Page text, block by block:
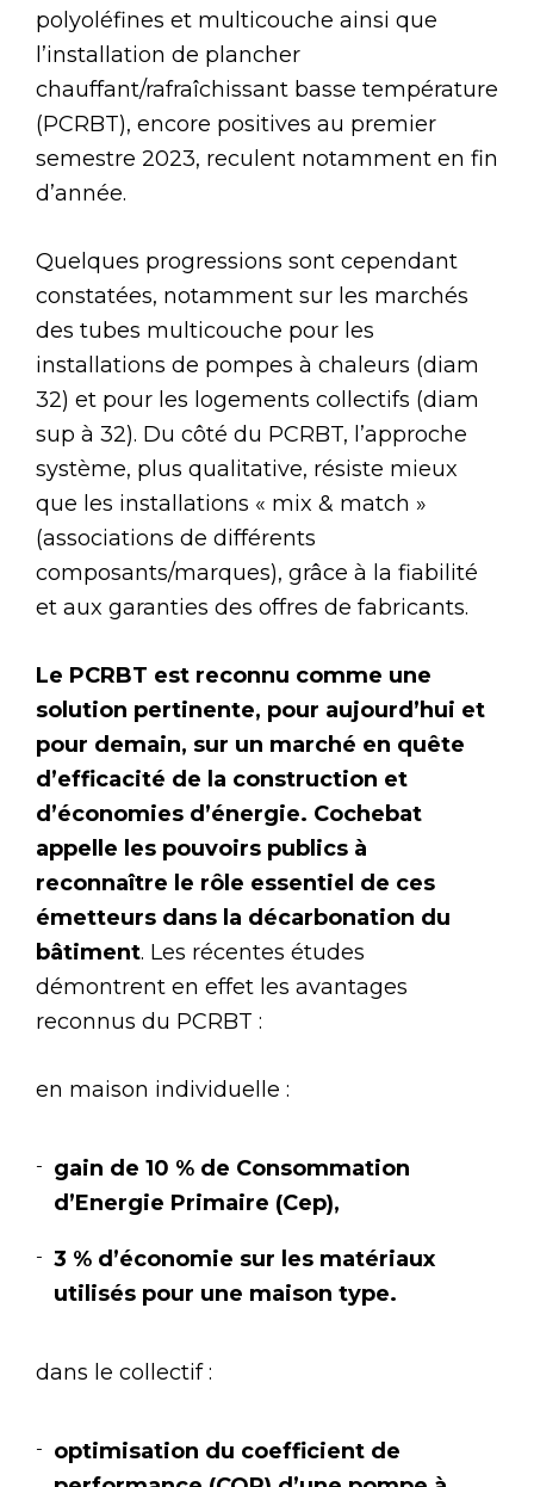
polyoléfines et multicouche ainsi que
l’installation de plancher
chauffant/rafraîchissant basse température
(PCRBT), encore positives au premier
semestre 2023, reculent notamment en fin
d’année.
Quelques progressions sont cependant
constatées, notamment sur les marchés
des tubes multicouche pour les
installations de pompes à chaleurs (diam
32) et pour les logements collectifs (diam
sup à 32). Du côté du PCRBT, l’approche
système, plus qualitative, résiste mieux
que les installations « mix & match »
(associations de différents
composants/marques), grâce à la fiabilité
et aux garanties des offres de fabricants.
Le PCRBT est reconnu comme une
solution pertinente, pour aujourd’hui et
pour demain, sur un marché en quête
d’efficacité de la construction et
d’économies d’énergie. Cochebat
appelle les pouvoirs publics à
reconnaître le rôle essentiel de ces
émetteurs dans la décarbonation du
bâtiment. Les récentes études
démontrent en effet les avantages
reconnus du PCRBT :
en maison individuelle :
gain de 10 % de Consommation
d’Energie Primaire (Cep),
3 % d’économie sur les matériaux
utilisés pour une maison type.
dans le collectif :
optimisation du coefficient de